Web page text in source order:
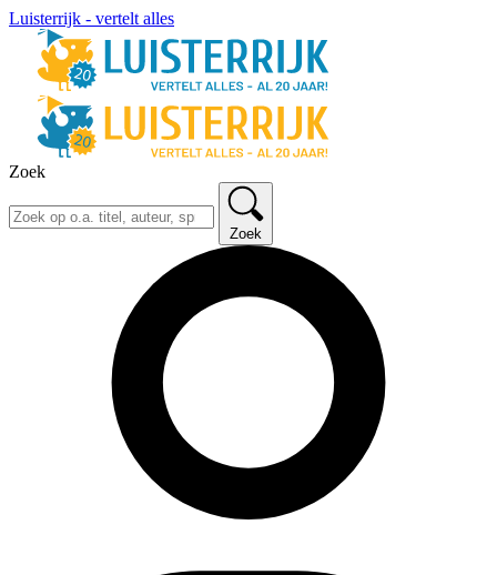
Luisterrijk - vertelt alles
Zoek
Zoek